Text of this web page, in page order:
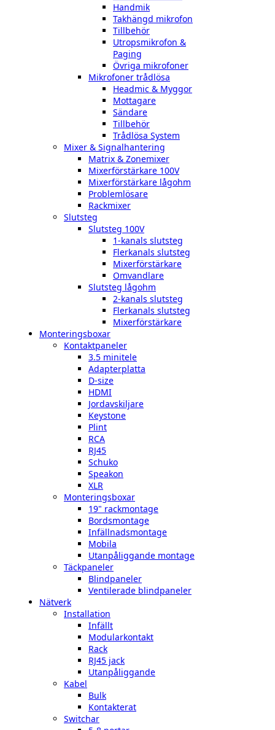
Handmik
Takhängd mikrofon
Tillbehör
Utropsmikrofon &
Paging
Övriga mikrofoner
Mikrofoner trådlösa
Headmic & Myggor
Mottagare
Sändare
Tillbehör
Trådlösa System
Mixer & Signalhantering
Matrix & Zonemixer
Mixerförstärkare 100V
Mixerförstärkare lågohm
Problemlösare
Rackmixer
Slutsteg
Slutsteg 100V
1-kanals slutsteg
Flerkanals slutsteg
Mixerförstärkare
Omvandlare
Slutsteg lågohm
2-kanals slutsteg
Flerkanals slutsteg
Mixerförstärkare
Monteringsboxar
Kontaktpaneler
3.5 minitele
Adapterplatta
D-size
HDMI
Jordavskiljare
Keystone
Plint
RCA
RJ45
Schuko
Speakon
XLR
Monteringsboxar
19" rackmontage
Bordsmontage
Infällnadsmontage
Mobila
Utanpåliggande montage
Täckpaneler
Blindpaneler
Ventilerade blindpaneler
Nätverk
Installation
Infällt
Modularkontakt
Rack
RJ45 jack
Utanpåliggande
Kabel
Bulk
Kontakterat
Switchar